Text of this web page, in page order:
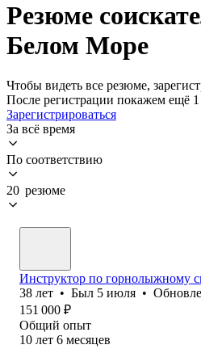
Резюме
Белом Море
Чтобы видеть все резюме,
После регистрации покажем ещё
Зарегистрироваться
За всё время
По соответствию
20 резюме
Инструктор по горнолыжному
38 лет • Был 5 июля •
151 000 ₽
Общий опыт
10 лет 6 месяцев